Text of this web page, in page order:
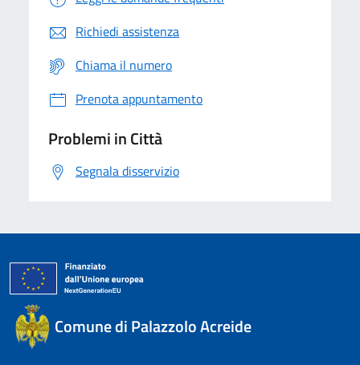
Richiedi assistenza
Chiama il numero
Prenota appuntamento
Problemi in Città
Segnala disservizio
Comune di Palazzolo Acreide